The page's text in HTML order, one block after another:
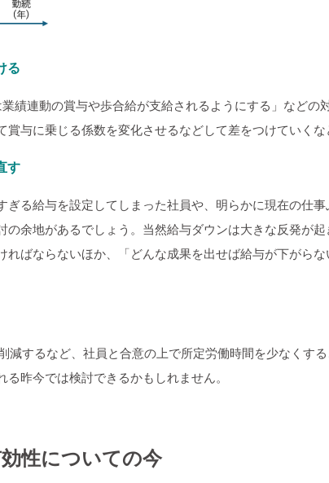
る
績連動の賞与や歩合給が支給されるようにする」などの
賞与に乗じる係数を変化させるなどして差をつけていくな
す
ぎる給与を設定してしまった社員や、明らかに現在の仕
の余地があるでしょう。当然給与ダウンは大きな反発が
ればならないほか、「どんな成果を出せば給与が下がら
減するなど、社員と合意の上で所定労働時間を少なくす
昨今では検討できるかもしれません。
性についての今